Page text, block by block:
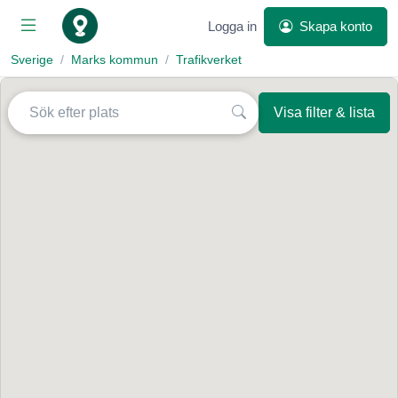
Logga in Skapa konto
Sverige Marks kommun Trafikverket
Visa filter & lista